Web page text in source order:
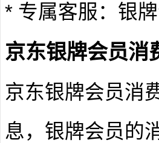
* 专属客服：银
京东银牌会员消
京东银牌会员消
息，银牌会员的